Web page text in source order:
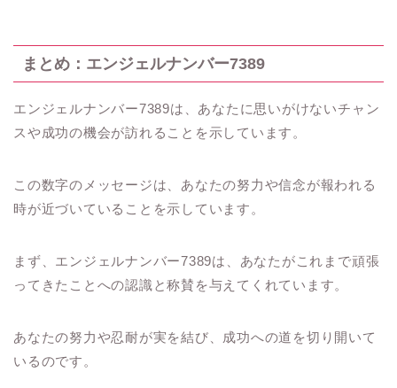
まとめ：エンジェルナンバー7389
エンジェルナンバー7389は、あなたに思いがけないチャン
スや成功の機会が訪れることを示しています。
この数字のメッセージは、あなたの努力や信念が報われる
時が近づいていることを示しています。
まず、エンジェルナンバー7389は、あなたがこれまで頑張
ってきたことへの認識と称賛を与えてくれています。
あなたの努力や忍耐が実を結び、成功への道を切り開いて
いるのです。